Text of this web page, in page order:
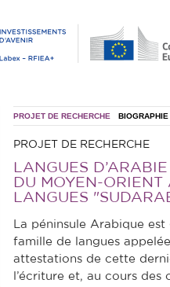
PROJET DE RECHERCHE BIOGRAPHIE
PROJET DE RECHERCHE
LANGUES
DU MOYEN-
LANGUES
La péninsule Arabique
famille de langues
attestations de cette
l’écriture et, au cours des